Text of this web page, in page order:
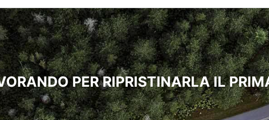
PER RIPRISTINARLA IL